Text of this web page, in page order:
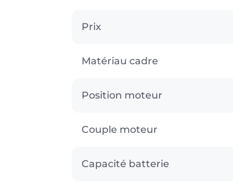
Prix
Matériau cadre
Position moteur
Couple moteur
Capacité batterie